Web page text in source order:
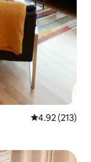
5 ರಲ್ಲಿ 4.92
4.92 (213)